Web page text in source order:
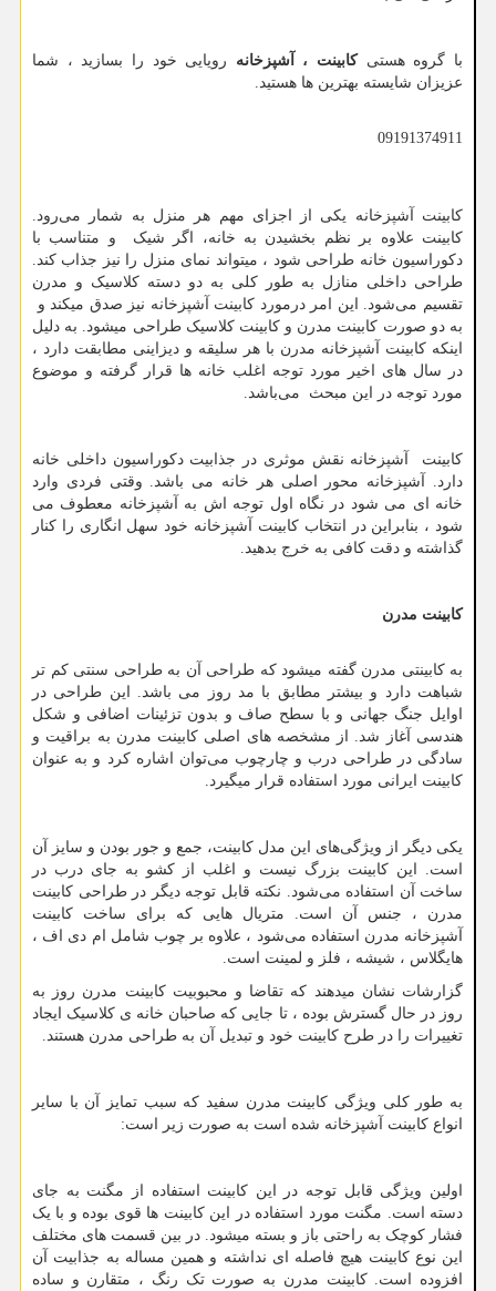
با گروه هستیکابینت ، آشپزخانه رویایی خود را بسازید ، شما
عزیزان شایسته بهترین ها هستید.
09191374911
کابینت آشپزخانه یکی از اجزای مهم هر منزل به شمار می‌رود.
کابینت علاوه بر نظم بخشیدن به خانه، اگر شیک و متناسب با
دکوراسیون خانه طراحی شود ، میتواند نمای منزل را نیز جذاب‌ کند.
طراحی داخلی منازل به طور کلی به دو دسته کلاسیک و مدرن
تقسیم می‌شود. این امر درمورد کابینت آشپزخانه نیز صدق میکند و
به دو صورت کابینت مدرن و کابینت کلاسیک طراحی میشود. به دلیل
اینکه کابینت آشپزخانه مدرن با هر سلیقه و دیزاینی مطابقت دارد ،
در سال های اخیر مورد توجه اغلب خانه ها قرار گرفته و موضوع
مورد توجه در این مبحث می‌باشد.
کابینت آشپزخانه نقش موثری در جذابیت دکوراسیون داخلی خانه
دارد. آشپزخانه محور اصلی هر خانه می باشد. وقتی فردی وارد
خانه ای می شود در نگاه اول توجه اش به آشپزخانه معطوف می
شود ، بنابراین در انتخاب کابینت آشپزخانه خود سهل ‌انگاری را کنار
گذاشته و دقت کافی به خرج بدهید.
کابینت مدرن
به کابینتی مدرن گفته میشود که طراحی آن به طراحی سنتی کم تر
شباهت دارد و بیشتر مطابق با مد روز می باشد. این طراحی در
اوایل جنگ جهانی و با سطح صاف و بدون تزئینات اضافی و شکل
هندسی آغاز شد. از مشخصههای اصلی کابینت مدرن به براقیت و
سادگی در طراحی درب و چارچوب میتوان اشاره کرد و به عنوان
کابینت ایرانی مورد استفاده قرار میگیرد.
یکی دیگر از ویژگی‌های این مدل کابینت، جمع و جور بودن و سایز آن
است. این کابینت بزرگ نیست و اغلب از کشو به جای درب در
ساخت آن استفاده می‌شود. نکته قابل توجه دیگر در طراحی کابینت
مدرن ، جنس آن است. متریال هایی که برای ساخت کابینت
آشپزخانه مدرن استفاده می‌شود ، علاوه بر چوب شامل ام دی اف ،
هایگلاس ، شیشه ، فلز و لمینت است.
گزارشات نشان میدهند که تقاضا و محبوبیت کابینت مدرن روز به
روز در حال گسترش بوده ، تا جایی که صاحبان خانه‌ ی کلاسیک ایجاد
تغییرات را در طرح کابینت خود و تبدیل آن به طراحی مدرن هستند.
به طور کلی ویژگی کابینت مدرن سفید که سبب تمایز آن با سایر
انواع کابینت آشپزخانه شده است به صورت زیر است:
اولین ویژگی قابل توجه در این کابینت استفاده از مگنت به جای
دسته است. مگنت مورد استفاده در این کابینت ها قوی بوده و با یک
فشار کوچک به راحتی باز و بسته میشود. در بین قسمت‌ های مختلف
این نوع کابینت هیچ فاصله ای نداشته و همین مساله به جذابیت آن
افزوده است. کابینت مدرن به صورت تک رنگ ، متقارن و ساده